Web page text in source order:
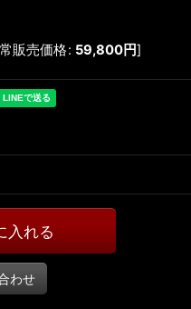
販売価格: 59,800円]
入れる
わせ